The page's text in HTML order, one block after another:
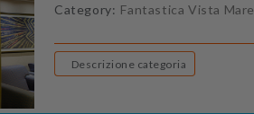
Category: Fantastica Vista Mare
Descrizione categoria